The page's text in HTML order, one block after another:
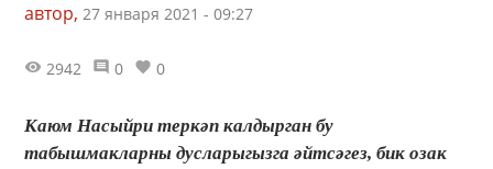
автор, 27 января 2021 - 09:27
2942 0 0
Каюм Насыйри теркәп калдырган бу
табышмакларны дусларыгызга әйтсәгез, бик озак